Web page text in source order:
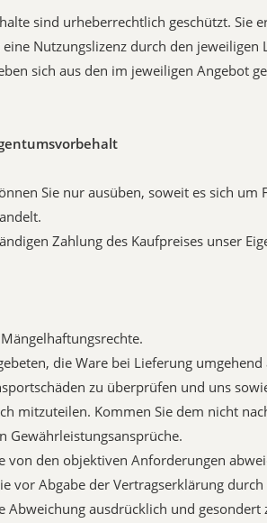
sind urheberrechtlich geschützt. Sie
Nutzungslizenz durch den jeweiligen
sich aus den im jeweiligen Angebot
Sie nur ausüben, soweit es sich um
Zahlung des Kaufpreises unser
die Ware bei Lieferung
zu überprüfen und uns
mitzuteilen. Kommen Sie dem nicht
Gewährleistungsansprüche.
von den objektiven Anforderungen
vor Abgabe der Vertragserklärung
Abweichung ausdrücklich und gesondert